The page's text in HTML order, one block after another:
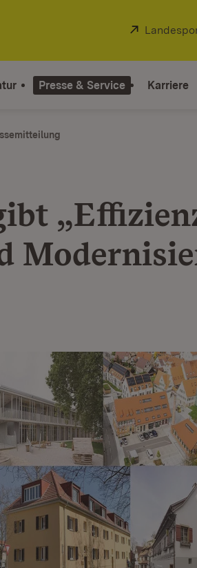
Extern:
Presse & Service Karriere